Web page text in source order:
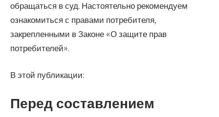
обращаться в суд. Настоятельно рекомендуем
ознакомиться с правами потребителя,
закрепленными в Законе «О защите прав
потребителей».
В этой публикации:
Перед составлением